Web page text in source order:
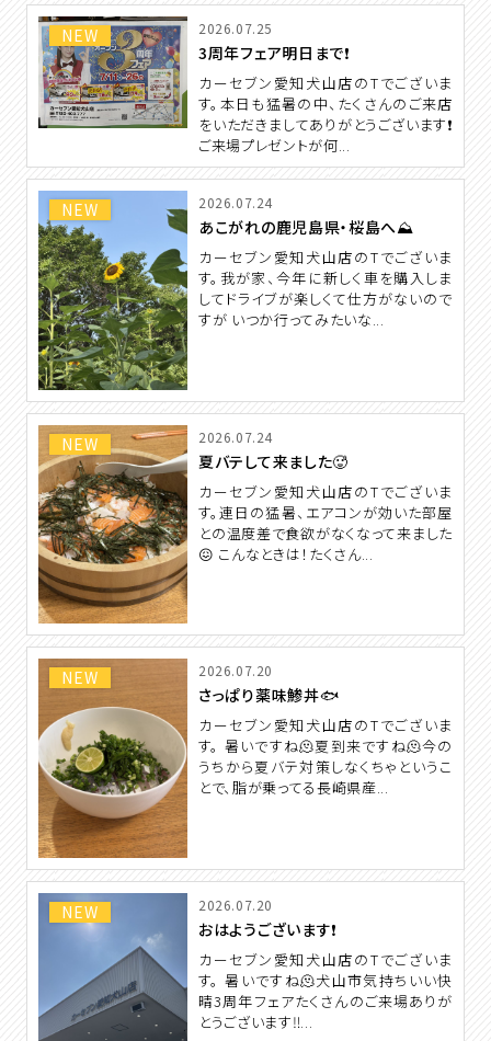
NEW 2026.07.25
3周年フェア明日まで❗️
カーセブン愛知犬山店のTでございま
す。本日も猛暑の中、たくさんのご来店
をいただきましてありがとうございます❗️
ご来場プレゼントが何...
NEW 2026.07.24
あこがれの鹿児島県・桜島へ⛰️
カーセブン愛知犬山店のTでございま
す。我が家、今年に新しく車を購入しま
してドライブが楽しくて仕方がないので
すが いつか行ってみたいな...
NEW 2026.07.24
夏バテして来ました🥵
カーセブン愛知犬山店のTでございま
す。連日の猛暑、エアコンが効いた部屋
との温度差で食欲がなくなって来ました
😖 こんなときは！たくさん...
NEW 2026.07.20
さっぱり薬味鯵丼🐟
カーセブン愛知犬山店のTでございま
す。 暑いですね🫠夏到来ですね🫠今の
うちから夏バテ対策しなくちゃというこ
とで、脂が乗ってる長崎県産...
NEW 2026.07.20
おはようございます❗️
カーセブン愛知犬山店のTでございま
す。 暑いですね🫠犬山市気持ちいい快
晴3周年フェアたくさんのご来場ありが
とうございます‼️...